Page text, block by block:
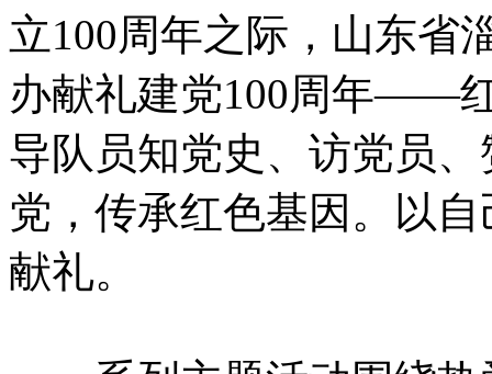
立100周年之际，山东省
办献礼建党100周年——
导队员知党史、访党员
党，传承红色基因。以
献礼。